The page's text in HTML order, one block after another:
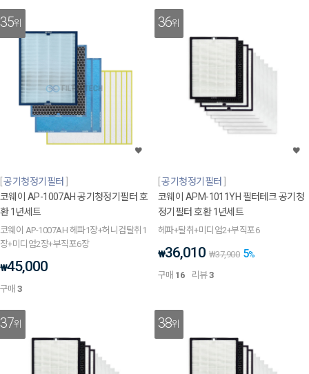
35위
공기청정기필터
코웨이 AP-1007AH 공기청정기필터 호
환 1년세트
코웨이 AP-1007AH 헤파1장+허니컴탈취1
장+미디엄2장+부직포6장
₩45,000
구매3
36위
공기청정기필터
코웨이 APM-1011YH 필터테크 공기청
정기필터 호환 1년세트
헤파+탈취+미디엄2+부직포6
₩36,010 ₩37,900 5%
구매 16 리뷰3
37위 38위